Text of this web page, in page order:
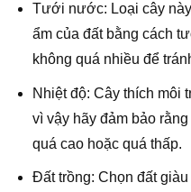
Tưới nước: Loại cây
ẩm của đất bằng cách
không quá nhiều để
Nhiệt độ: Cây thích môi
vì vậy hãy đảm bảo
quá cao hoặc quá thấp.
Đất trồng: Chọn đất